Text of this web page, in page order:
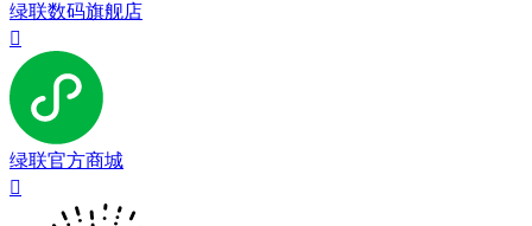
绿联数码旗舰店

绿联官方商城
